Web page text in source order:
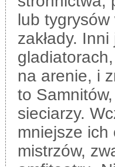
lub
zakłady.
na arenie, i
to
sieciarzy.
mniejsze ich
mistrzów,